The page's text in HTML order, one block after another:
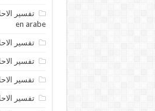
en arabe
تفسير
تفسير
تفسير
تفسير